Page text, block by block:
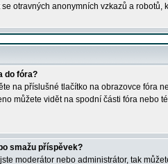
otravných anonymních vzkazů a robotů,
do fóra?
na příslušné tlačítko na obrazovce fóra
můžete vidět na spodní části fóra nebo
smažu příspěvek?
moderátor nebo administrátor, tak